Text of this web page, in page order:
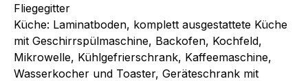
Fliegegitter
Küche: Laminatboden, komplett ausgestattete Küche
mit Geschirrspülmaschine, Backofen, Kochfeld,
Mikrowelle, Kühlgefrierschrank, Kaffeemaschine,
Wasserkocher und Toaster, Geräteschrank mit